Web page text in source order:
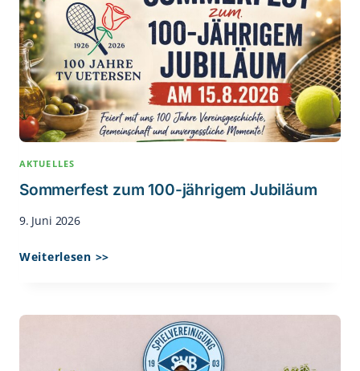
Suchsdorfer
SV
AKTUELLES
Sommerfest zum 100-jährigem Jubiläum
9. Juni 2026
Weiterlesen >>